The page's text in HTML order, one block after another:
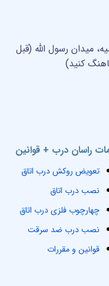
راسان درب + قوانین
تعویض روکش درب اتاق
نصب درب اتاق
چهارچوب فلزی درب اتاق
نصب درب ضد سرقت
قوانین و مقررات
میدان رسول الله (قبل
کنید)